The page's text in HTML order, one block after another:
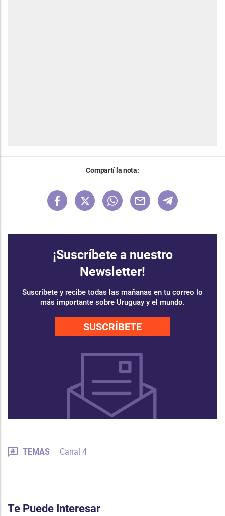
Compartí la nota:
¡Suscríbete a nuestro
Newsletter!
Suscríbete y recibe todas las mañanas en tu correo lo
más importante sobre Uruguay y el mundo.
SUSCRÍBETE
TEMAS Canal 4
Te Puede Interesar